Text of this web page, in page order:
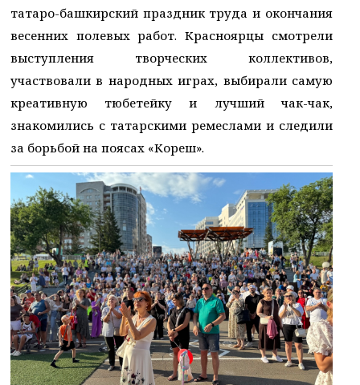
татаро-башкирский праздник труда и окончания
весенних полевых работ. Красноярцы смотрели
выступления творческих коллективов,
участвовали в народных играх, выбирали самую
креативную тюбетейку и лучший чак-чак,
знакомились с татарскими ремеслами и следили
за борьбой на поясах «Кореш».